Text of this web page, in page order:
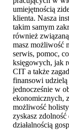
umiejętnością
klienta. Nasza
takim samym
również
masz możliwość
serwis, pomoc,
księgowych, jak
CIT a także
finansowi
jednocześnie w
ekonomicznych,
możliwość
zyskasz
działalnością